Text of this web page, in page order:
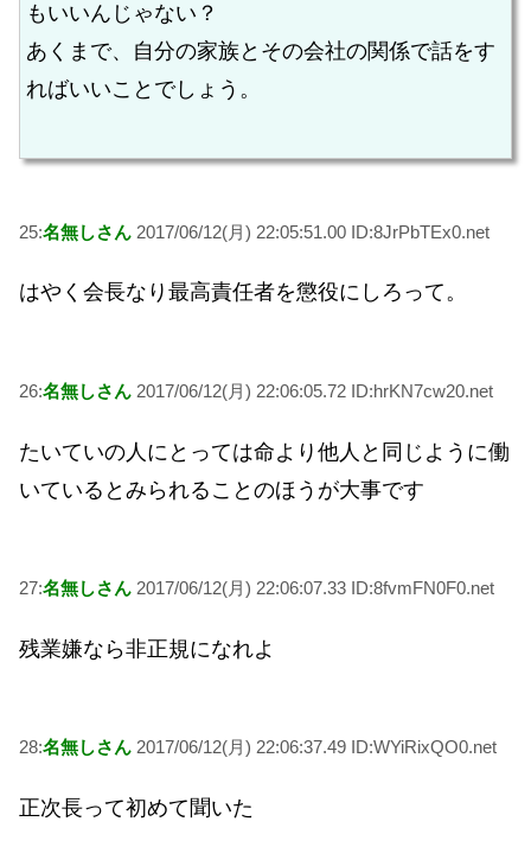
もいいんじゃない？
あくまで、自分の家族とその会社の関係で話をす
ればいいことでしょう。
25:名無しさん 2017/06/12(月) 22:05:51.00 ID:8JrPbTEx0.net
はやく会長なり最高責任者を懲役にしろって。
26:名無しさん 2017/06/12(月) 22:06:05.72 ID:hrKN7cw20.net
たいていの人にとっては命より他人と同じように働
いているとみられることのほうが大事です
27:名無しさん 2017/06/12(月) 22:06:07.33 ID:8fvmFN0F0.net
残業嫌なら非正規になれよ
28:名無しさん 2017/06/12(月) 22:06:37.49 ID:WYiRixQO0.net
正次長って初めて聞いた